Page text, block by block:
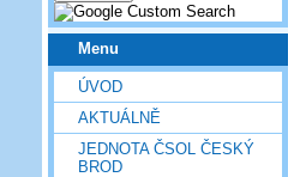
Menu
ÚVOD
AKTUÁLNĚ
JEDNOTA ČSOL ČESKÝ
BROD